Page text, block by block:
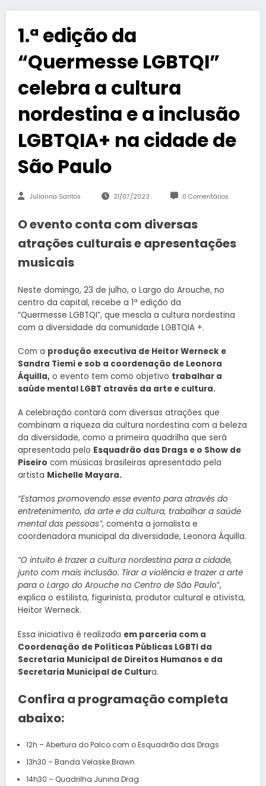
1.ª edição da
“Quermesse LGBTQI”
celebra a cultura
nordestina e a inclusão
LGBTQIA+ na cidade de
São Paulo
Julianna Santos 21/07/2023 0 Comentários
O evento conta com diversas
atrações culturais e apresentações
musicais
Neste domingo, 23 de julho, o Largo do Arouche, no
centro da capital, recebe a 1ª edição da
“Quermesse LGBTQI”, que mescla a cultura nordestina
com a diversidade da comunidade LGBTQIA +.
Com a produção executiva de Heitor Werneck e
Sandra Tiemi e sob a coordenação de Leonora
Áquilla, o evento tem como objetivo trabalhar a
saúde mental LGBT através da arte e cultura.
A celebração contará com diversas atrações que
combinam a riqueza da cultura nordestina com a beleza
da diversidade, como a primeira quadrilha que será
apresentada pelo Esquadrão das Drags e o Show de
Piseiro com músicas brasileiras apresentado pela
artista Michelle Mayara.
“Estamos promovendo esse evento para através do
entretenimento, da arte e da cultura, trabalhar a saúde
mental das pessoas”, comenta a jornalista e
coordenadora municipal da diversidade, Leonora Áquilla.
“O intuito é trazer a cultura nordestina para a cidade,
junto com mais inclusão. Tirar a violência e trazer a arte
para o Largo do Arouche no Centro de São Paulo”,
explica o estilista, figurinista, produtor cultural e ativista,
Heitor Werneck.
Essa iniciativa é realizada em parceria com a
Coordenação de Políticas Públicas LGBTI da
Secretaria Municipal de Direitos Humanos e da
Secretaria Municipal de Cultura.
Confira a programação completa
abaixo:
12h – Abertura do Palco com o Esquadrão das Drags
13h30 – Banda Velaske Brawn
14h30 – Quadrilha Junina Drag